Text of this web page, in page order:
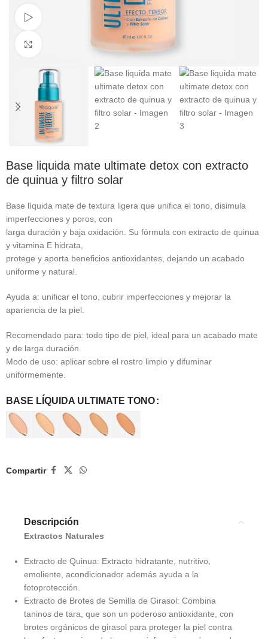
Clic para aumentar
Base liquida mate ultimate detox con extracto
de quinua y filtro solar
Base líquida mate de textura ligera que unifica el tono, disimula
imperfecciones y poros, con
larga duración y baja oxidación. Su fórmula con extracto de quinua
y vitamina E hidrata,
protege y aporta beneficios antioxidantes, dejando un acabado
uniforme y natural.
Ayuda a: unificar el tono, cubrir imperfecciones y mejorar la
apariencia de la piel.
Recomendado para: todo tipo de piel, ideal para un acabado mate
y de larga duración.
Modo de uso: aplicar sobre el rostro limpio y difuminar
uniformemente.
BASE LÍQUIDA ULTIMATE TONO
Compartir
Descripción
Extractos Naturales
Extracto de Quinua: Extracto hidratante, nutritivo,
emoliente, acondicionador además ayuda a la
fotoprotección.
Extracto de Brotes de Semilla de Girasol: Combina
taninos de tara, que son un poderoso antioxidante, con
brotes orgánicos de girasol para proteger la piel contra